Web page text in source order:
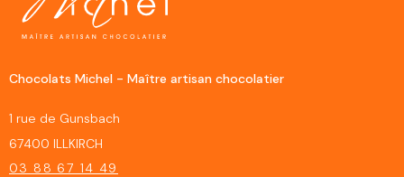
Chocolats Michel - Maître artisan chocolatier
1 rue de Gunsbach
67400 ILLKIRCH
03 88 67 14 49